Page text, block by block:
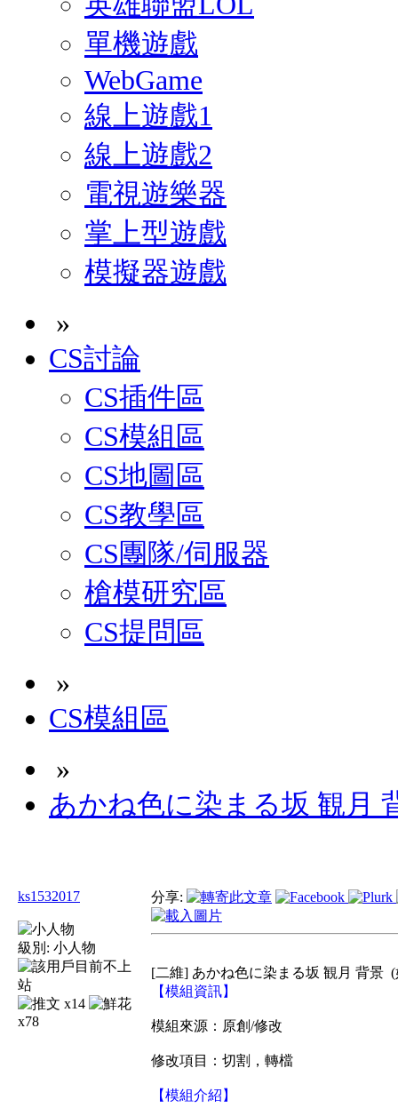
單機遊戲
WebGame
線上遊戲1
線上遊戲2
電視遊樂器
掌上型遊戲
模擬器遊戲
»
CS討論
CS插件區
CS模組區
CS地圖區
CS教學區
CS團隊/伺服器
槍模研究區
CS提問區
»
CS模組區
»
あかね色に染まる坂 観月
ks1532017
級別: 小人物
x14
x78
分享:
[二維] あかね色に染まる坂 観月 背景 (
【模組資訊】
模組來源：原創/修改
修改項目：切割，轉檔
【模組介紹】